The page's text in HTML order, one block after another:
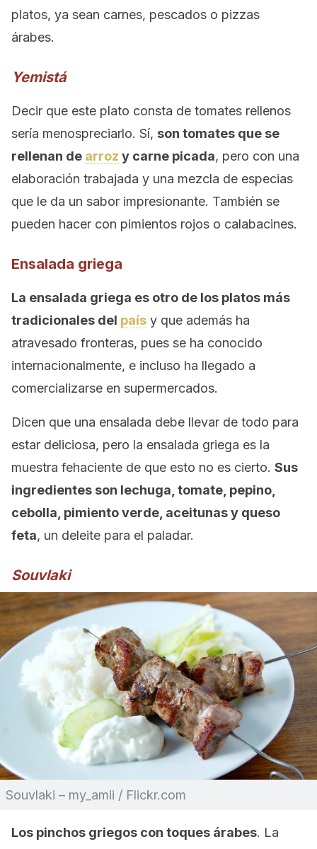
platos, ya sean carnes, pescados o pizzas
árabes.
Yemistá
Decir que este plato consta de tomates rellenos
sería menospreciarlo. Sí, son tomates que se
rellenan de arroz y carne picada, pero con una
elaboración trabajada y una mezcla de especias
que le da un sabor impresionante. También se
pueden hacer con pimientos rojos o calabacines.
Ensalada griega
La ensalada griega es otro de los platos más
tradicionales del país y que además ha
atravesado fronteras, pues se ha conocido
internacionalmente, e incluso ha llegado a
comercializarse en supermercados.
Dicen que una ensalada debe llevar de todo para
estar deliciosa, pero la ensalada griega es la
muestra fehaciente de que esto no es cierto. Sus
ingredientes son lechuga, tomate, pepino,
cebolla, pimiento verde, aceitunas y queso
feta, un deleite para el paladar.
Souvlaki
Souvlaki – my_amii / Flickr.com
Los pinchos griegos con toques árabes. La